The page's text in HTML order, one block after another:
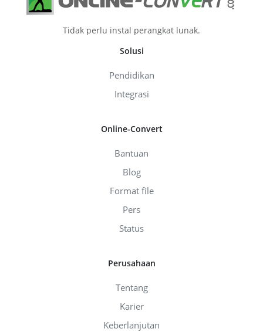
Tidak perlu instal perangkat lunak.
Solusi
Pendidikan
Integrasi
Online-Convert
Bantuan
Blog
Format file
Pers
Status
Perusahaan
Tentang
Karier
Keberlanjutan